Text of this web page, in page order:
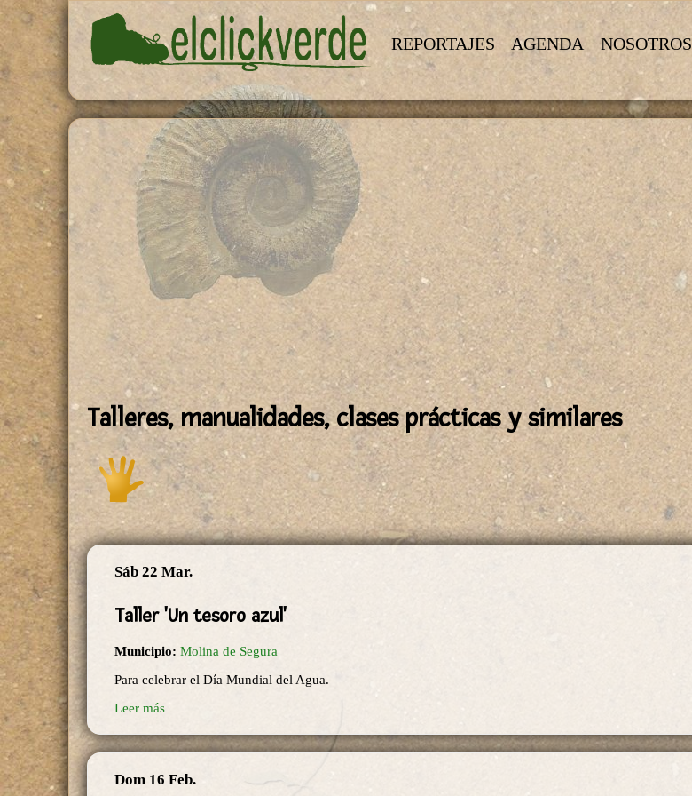
Pasar al contenido principal
REPORTAJES AGENDA NOSOTROS
Talleres, manualidades, clases prácticas y similares
Sáb 22 Mar.
Taller 'Un tesoro azul'
Municipio: Molina de Segura
Para celebrar el Día Mundial del Agua.
Leer más
Dom 16 Feb.